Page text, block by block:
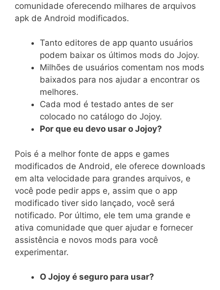
comunidade oferecendo milhares de arquivos
apk de Android modificados.
Tanto editores de app quanto usuários
podem baixar os últimos mods do Jojoy.
Milhões de usuários comentam nos mods
baixados para nos ajudar a encontrar os
melhores.
Cada mod é testado antes de ser
colocado no catálogo do Jojoy.
Por que eu devo usar o Jojoy?
Pois é a melhor fonte de apps e games
modificados de Android, ele oferece downloads
em alta velocidade para grandes arquivos, e
você pode pedir apps e, assim que o app
modificado tiver sido lançado, você será
notificado. Por último, ele tem uma grande e
ativa comunidade que quer ajudar e fornecer
assistência e novos mods para você
experimentar.
O Jojoy é seguro para usar?